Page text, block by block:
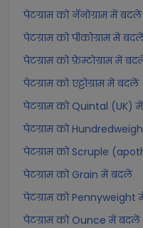
पेटग्राम को नॅनोग्राम में बदलें
पेटग्राम को पीकोग्राम में
पेटग्राम को फ़ेम्टोग्राम में
पेटग्राम को एट्टोग्राम में बदलें
पेटग्राम को Quintal (UK)
पेटग्राम को
पेटग्राम को Scruple
पेटग्राम को Grain में बदलें
पेटग्राम को Pennyweight
पेटग्राम को Ounce में बदलें